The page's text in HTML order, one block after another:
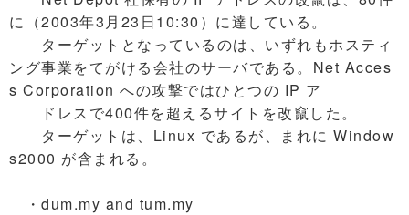
に（2003年3月23日10:30）に達している。
ターゲットとなっているのは、いずれもホスティ
ング事業をてがける会社のサーバである。Net Acces
s Corporation への攻撃ではひとつの IP ア
ドレスで400件を超えるサイトを改竄した。
ターゲットは、Linux であるが、まれに Window
s2000 が含まれる。
・dum.my and tum.my